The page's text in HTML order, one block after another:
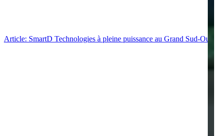
Article: SmartD Technologies à pleine puissance au Grand Sud-Ouest